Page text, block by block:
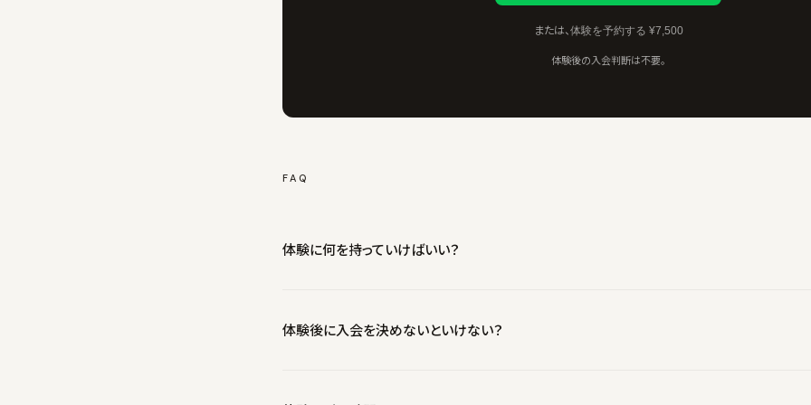
または、 体験を予約する ¥7,500
体験後の入会判断は不要。
FAQ
体験に何を持っていけばいい？
体験後に入会を決めないといけない？